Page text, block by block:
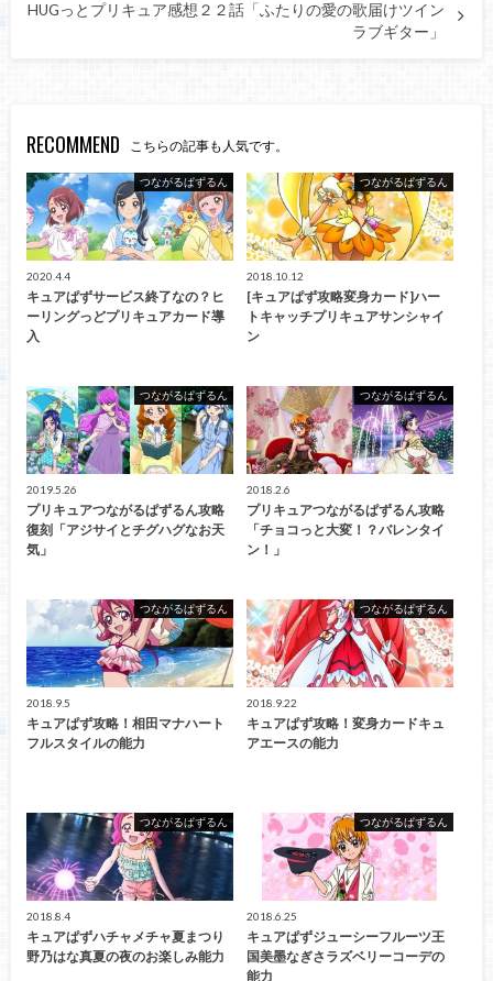
HUGっとプリキュア感想２２話「ふたりの愛の歌届けツイン
ラブギター」
RECOMMEND こちらの記事も人気です。
つながるぱずるん
2020.4.4
キュアぱずサービス終了なの？ヒ
ーリングっどプリキュアカード導
入
つながるぱずるん
2018.10.12
[キュアぱず攻略変身カード]ハー
トキャッチプリキュアサンシャイ
ン
つながるぱずるん
2019.5.26
プリキュアつながるぱずるん攻略
復刻「アジサイとチグハグなお天
気」
つながるぱずるん
2018.2.6
プリキュアつながるぱずるん攻略
「チョコっと大変！？バレンタイ
ン！」
つながるぱずるん
2018.9.5
キュアぱず攻略！相田マナハート
フルスタイルの能力
つながるぱずるん
2018.9.22
キュアぱず攻略！変身カードキュ
アエースの能力
つながるぱずるん
2018.8.4
キュアぱずハチャメチャ夏まつり
野乃はな真夏の夜のお楽しみ能力
つながるぱずるん
2018.6.25
キュアぱずジューシーフルーツ王
国美墨なぎさラズベリーコーデの
能力